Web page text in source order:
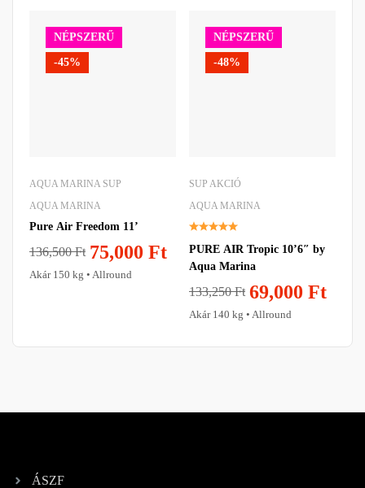
NÉPSZERŰ
-45%
AQUA MARINA SUP
AQUA MARINA
Pure Air Freedom 11’
136,500Ft 75,000 Ft
Akár 150 kg • Allround
NÉPSZERŰ
-48%
SUP AKCIÓ
AQUA MARINA
PURE AIR Tropic 10’6″ by
Aqua Marina
133,250Ft 69,000 Ft
Akár 140 kg • Allround
ÁSZF